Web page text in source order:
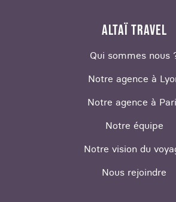
ALTAÏ TRAVEL
Qui sommes nous
Notre agence à
Notre agence à
Notre équipe
Notre vision du
Nous rejoindre